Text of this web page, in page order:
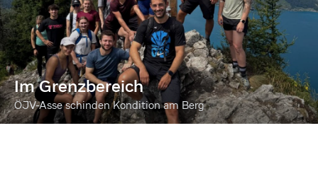
Im Grenzbereich
ÖJV-Asse schinden Kondition am Berg